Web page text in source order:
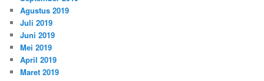
Agustus 2019
Juli 2019
Juni 2019
Mei 2019
April 2019
Maret 2019